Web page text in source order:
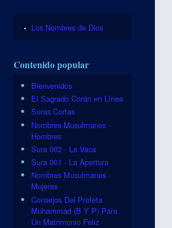
Los Nombres de Dios
Contenido popular
Bienvenidos
El Sagrado Corán en Línea
Suras Cortas
Nombres Musulmanes -
Hombres
Sura 002 - La Vaca
Sura 001 - La Apertura
Nombres Musulmanes -
Mujeres
Consejos Del Profeta
Muhammad (B Y P) Para
Un Matrimonio Feliz